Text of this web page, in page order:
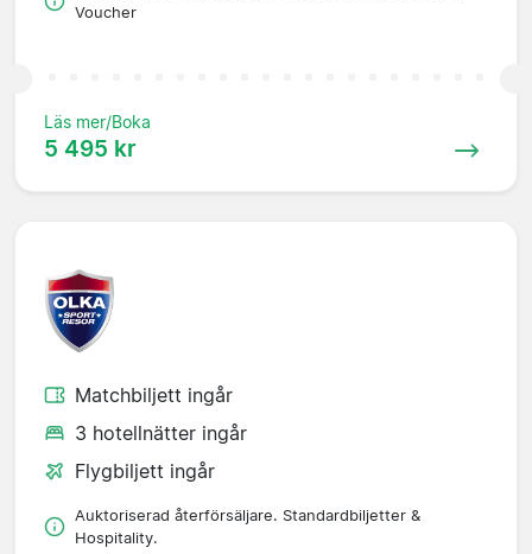
Voucher
Läs mer/Boka
5 495 kr
Matchbiljett ingår
3 hotellnätter ingår
Flygbiljett ingår
Auktoriserad återförsäljare. Standardbiljetter &
Hospitality.